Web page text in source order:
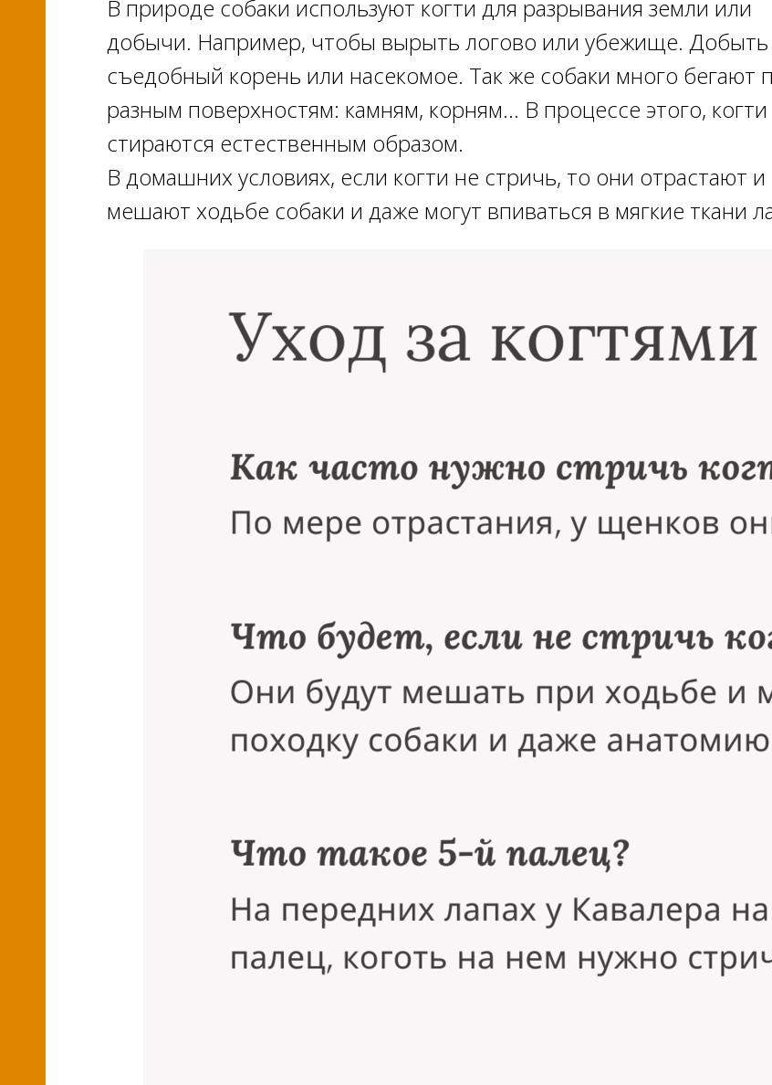
В природе собаки используют когти для разрывания земли или
добычи. Например, чтобы вырыть логово или убежище. Добыть
съедобный корень или насекомое. Так же собаки много бегают
разным поверхностям: камням, корням... В процессе этого, когти
стираются естественным образом.
В домашних условиях, если когти не стричь, то они отрастают и
мешают ходьбе собаки и даже могут впиваться в мягкие ткани